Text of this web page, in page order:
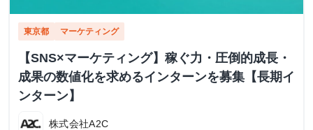
東京都 マーケティング
【SNS×マーケティング】稼ぐ力・圧倒的成長・
成果の数値化を求めるインターンを募集【長期イ
ンターン】
株式会社A2C